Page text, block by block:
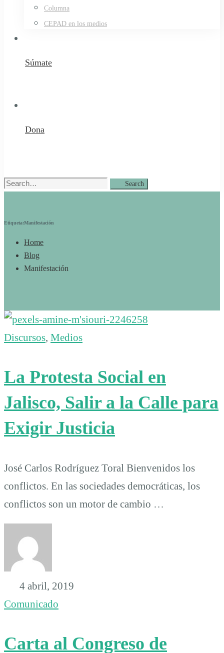
Columna
CEPAD en los medios
Súmate
Dona
Search
Search
Etiqueta:Manifestación
Home
Blog
Manifestación
Discursos, Medios
La Protesta Social en
Jalisco, Salir a la Calle para
Exigir Justicia
José Carlos Rodríguez Toral Bienvenidos los
conflictos. En las sociedades democráticas, los
conflictos son un motor de cambio …
4 abril, 2019
Comunicado
Carta al Congreso de